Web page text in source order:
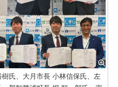
氏、大月市長 小林信保氏、左